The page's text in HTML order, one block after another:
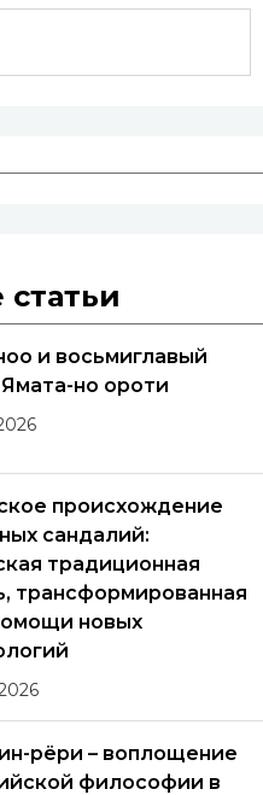
и восьмиглавый
но ороти
происхождение
сандалий:
традиционная
трансформированная
новых
рёри – воплощение
философии в